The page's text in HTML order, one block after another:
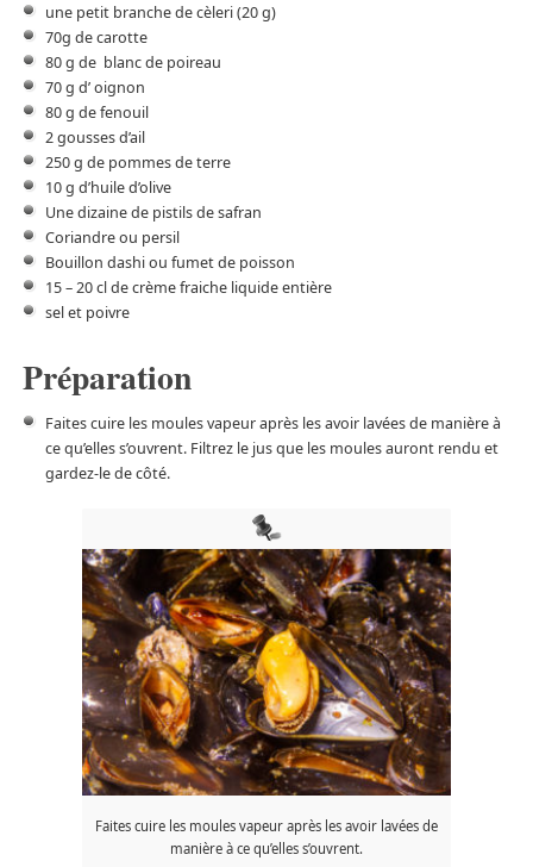
une petit branche de cèleri (20 g)
70g de carotte
80 g de blanc de poireau
70 g d’ oignon
80 g de fenouil
2 gousses d’ail
250 g de pommes de terre
10 g d’huile d’olive
Une dizaine de pistils de safran
Coriandre ou persil
Bouillon dashi ou fumet de poisson
15 – 20 cl de crème fraiche liquide entière
sel et poivre
Préparation
Faites cuire les moules vapeur après les avoir lavées de manière à
ce qu’elles s’ouvrent. Filtrez le jus que les moules auront rendu et
gardez-le de côté.
Faites cuire les moules vapeur après les avoir lavées de
manière à ce qu’elles s’ouvrent.